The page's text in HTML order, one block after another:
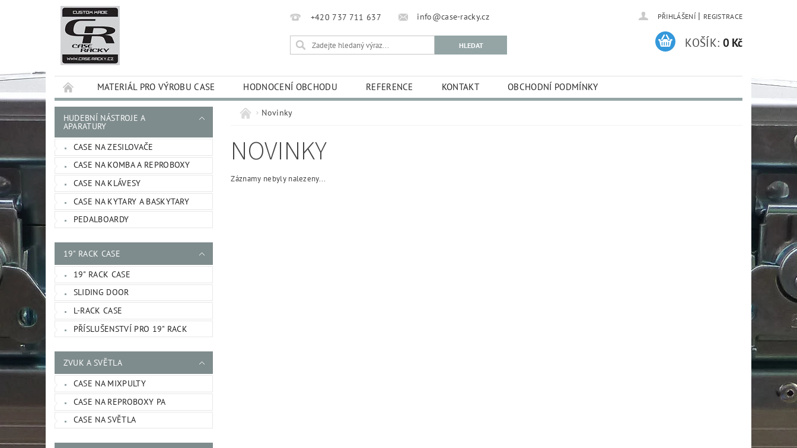
+420 737 711 637 info@case-racky.cz PŘIHLÁŠENÍ | REGISTRACE
KOŠÍK: 0 Kč
MATERIÁL PRO VÝROBU CASE HODNOCENÍ OBCHODU REFERENCE KONTAKT OBCHODNÍ PODMÍNKY
HUDEBNÍ NÁSTROJE A
APARATURY
CASE NA ZESILOVAČE
CASE NA KOMBA A REPROBOXY
CASE NA KLÁVESY
CASE NA KYTARY A BASKYTARY
PEDALBOARDY
19" RACK CASE
19" RACK CASE
SLIDING DOOR
L-RACK CASE
PŘÍSLUŠENSTVÍ PRO 19" RACK
ZVUK A SVĚTLA
CASE NA MIXPULTY
CASE NA REPROBOXY PA
CASE NA SVĚTLA
Novinky
NOVINKY
Záznamy nebyly nalezeny...